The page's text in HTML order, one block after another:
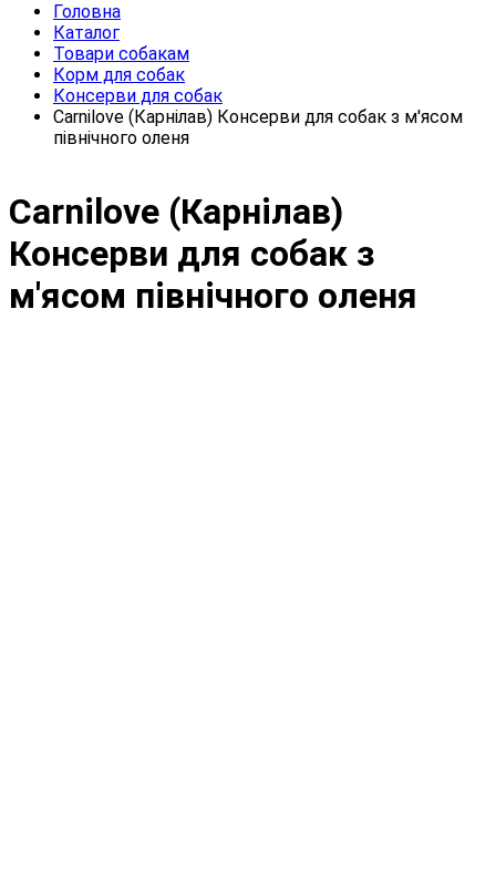
Головна
Каталог
Товари собакам
Корм для собак
Консерви для собак
Carnilove (Карнілав) Консерви для собак з м'ясом
північного оленя
Carnilove (Карнілав)
Консерви для собак з
м'ясом північного оленя